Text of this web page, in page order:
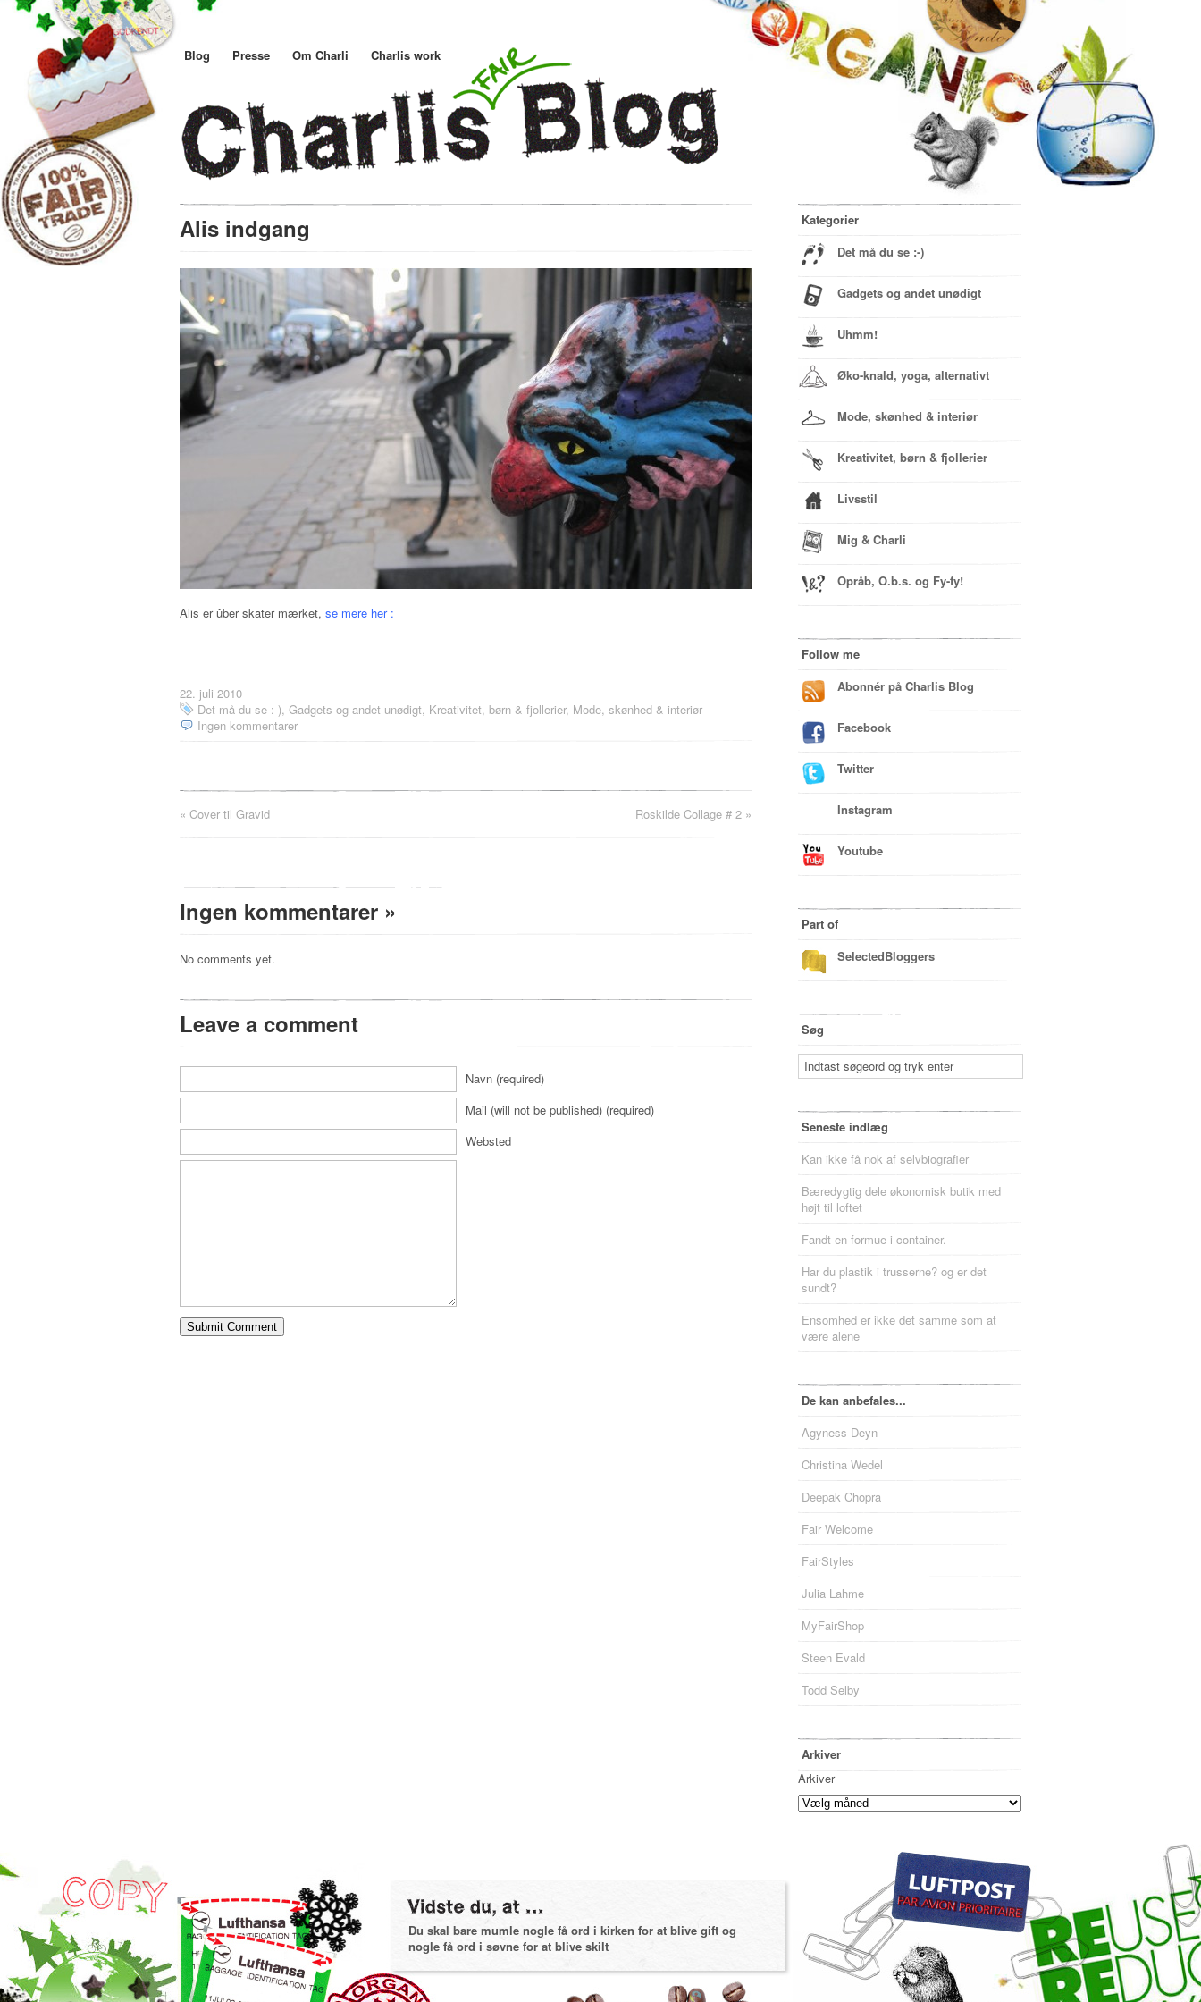
Blog Presse Om Charli Charlis work
Alis indgang
Alis er ûber skater mærket, se mere her :
22. juli 2010
Det må du se :-), Gadgets og andet unødigt, Kreativitet, børn & fjollerier, Mode, skønhed & interiør
Ingen kommentarer
« Cover til Gravid Roskilde Collage # 2 »
Ingen kommentarer »
No comments yet.
Leave a comment
Navn (required)
Mail (will not be published) (required)
Websted
Kategorier
Det må du se :-)
Gadgets og andet unødigt
Uhmm!
Øko-knald, yoga, alternativt
Mode, skønhed & interiør
Kreativitet, børn & fjollerier
Livsstil
Mig & Charli
Opråb, O.b.s. og Fy-fy!
Follow me
Abonnér på Charlis Blog
Facebook
Twitter
Instagram
Youtube
Part of
SelectedBloggers
Søg
Seneste indlæg
Kan ikke få nok af selvbiografier
Bæredygtig dele økonomisk butik med
højt til loftet
Fandt en formue i container.
Har du plastik i trusserne? og er det
sundt?
Ensomhed er ikke det samme som at
være alene
De kan anbefales...
Agyness Deyn
Christina Wedel
Deepak Chopra
Fair Welcome
FairStyles
Julia Lahme
MyFairShop
Steen Evald
Todd Selby
Arkiver
Arkiver
Du skal bare mumle nogle få ord i kirken for at blive gift og
nogle få ord i søvne for at blive skilt